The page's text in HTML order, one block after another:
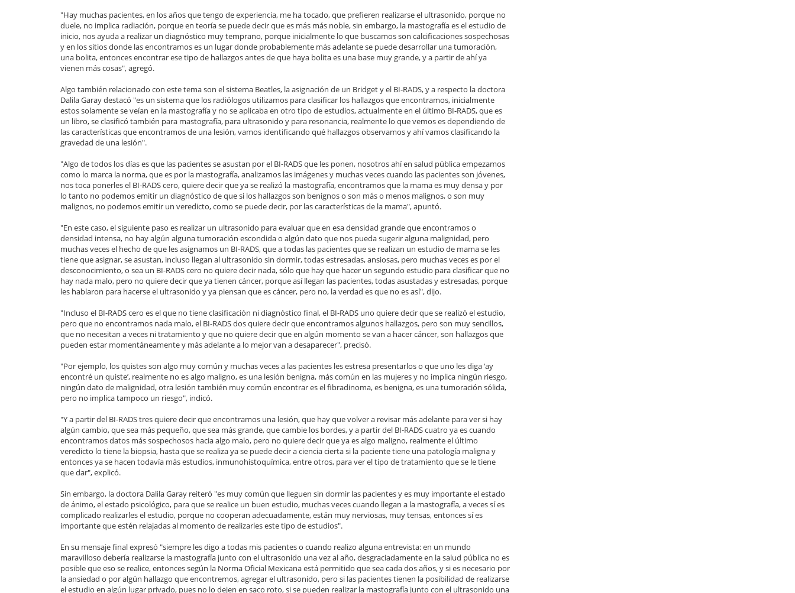
"Hay muchas pacientes, en los años que tengo de experiencia, me ha tocado, que prefieren realizarse el ultrasonido, porque no
duele, no implica radiación, porque en teoría se puede decir que es más más noble, sin embargo, la mastografía es el estudio de
inicio, nos ayuda a realizar un diagnóstico muy temprano, porque inicialmente lo que buscamos son calcificaciones sospechosas
y en los sitios donde las encontramos es un lugar donde probablemente más adelante se puede desarrollar una tumoración,
una bolita, entonces encontrar ese tipo de hallazgos antes de que haya bolita es una base muy grande, y a partir de ahí ya
vienen más cosas", agregó.
Algo también relacionado con este tema son el sistema Beatles, la asignación de un Bridget y el BI-RADS, y a respecto la doctora
Dalila Garay destacó "es un sistema que los radiólogos utilizamos para clasificar los hallazgos que encontramos, inicialmente
estos solamente se veían en la mastografía y no se aplicaba en otro tipo de estudios, actualmente en el último BI-RADS, que es
un libro, se clasificó también para mastografía, para ultrasonido y para resonancia, realmente lo que vemos es dependiendo de
las características que encontramos de una lesión, vamos identificando qué hallazgos observamos y ahí vamos clasificando la
gravedad de una lesión".
"Algo de todos los días es que las pacientes se asustan por el BI-RADS que les ponen, nosotros ahí en salud pública empezamos
como lo marca la norma, que es por la mastografía, analizamos las imágenes y muchas veces cuando las pacientes son jóvenes,
nos toca ponerles el BI-RADS cero, quiere decir que ya se realizó la mastografía, encontramos que la mama es muy densa y por
lo tanto no podemos emitir un diagnóstico de que si los hallazgos son benignos o son más o menos malignos, o son muy
malignos, no podemos emitir un veredicto, como se puede decir, por las características de la mama", apuntó.
"En este caso, el siguiente paso es realizar un ultrasonido para evaluar que en esa densidad grande que encontramos o
densidad intensa, no hay algún alguna tumoración escondida o algún dato que nos pueda sugerir alguna malignidad, pero
muchas veces el hecho de que les asignamos un BI-RADS, que a todas las pacientes que se realizan un estudio de mama se les
tiene que asignar, se asustan, incluso llegan al ultrasonido sin dormir, todas estresadas, ansiosas, pero muchas veces es por el
desconocimiento, o sea un BI-RADS cero no quiere decir nada, sólo que hay que hacer un segundo estudio para clasificar que no
hay nada malo, pero no quiere decir que ya tienen cáncer, porque así llegan las pacientes, todas asustadas y estresadas, porque
les hablaron para hacerse el ultrasonido y ya piensan que es cáncer, pero no, la verdad es que no es así", dijo.
"Incluso el BI-RADS cero es el que no tiene clasificación ni diagnóstico final, el BI-RADS uno quiere decir que se realizó el estudio,
pero que no encontramos nada malo, el BI-RADS dos quiere decir que encontramos algunos hallazgos, pero son muy sencillos,
que no necesitan a veces ni tratamiento y que no quiere decir que en algún momento se van a hacer cáncer, son hallazgos que
pueden estar momentáneamente y más adelante a lo mejor van a desaparecer", precisó.
"Por ejemplo, los quistes son algo muy común y muchas veces a las pacientes les estresa presentarlos o que uno les diga ‘ay
encontré un quiste’, realmente no es algo maligno, es una lesión benigna, más común en las mujeres y no implica ningún riesgo,
ningún dato de malignidad, otra lesión también muy común encontrar es el fibradinoma, es benigna, es una tumoración sólida,
pero no implica tampoco un riesgo", indicó.
"Y a partir del BI-RADS tres quiere decir que encontramos una lesión, que hay que volver a revisar más adelante para ver si hay
algún cambio, que sea más pequeño, que sea más grande, que cambie los bordes, y a partir del BI-RADS cuatro ya es cuando
encontramos datos más sospechosos hacia algo malo, pero no quiere decir que ya es algo maligno, realmente el último
veredicto lo tiene la biopsia, hasta que se realiza ya se puede decir a ciencia cierta si la paciente tiene una patología maligna y
entonces ya se hacen todavía más estudios, inmunohistoquímica, entre otros, para ver el tipo de tratamiento que se le tiene
que dar", explicó.
Sin embargo, la doctora Dalila Garay reiteró "es muy común que lleguen sin dormir las pacientes y es muy importante el estado
de ánimo, el estado psicológico, para que se realice un buen estudio, muchas veces cuando llegan a la mastografía, a veces sí es
complicado realizarles el estudio, porque no cooperan adecuadamente, están muy nerviosas, muy tensas, entonces sí es
importante que estén relajadas al momento de realizarles este tipo de estudios".
En su mensaje final expresó "siempre les digo a todas mis pacientes o cuando realizo alguna entrevista: en un mundo
maravilloso debería realizarse la mastografía junto con el ultrasonido una vez al año, desgraciadamente en la salud pública no es
posible que eso se realice, entonces según la Norma Oficial Mexicana está permitido que sea cada dos años, y si es necesario por
la ansiedad o por algún hallazgo que encontremos, agregar el ultrasonido, pero si las pacientes tienen la posibilidad de realizarse
el estudio en algún lugar privado, pues no lo dejen en saco roto, si se pueden realizar la mastografía junto con el ultrasonido una